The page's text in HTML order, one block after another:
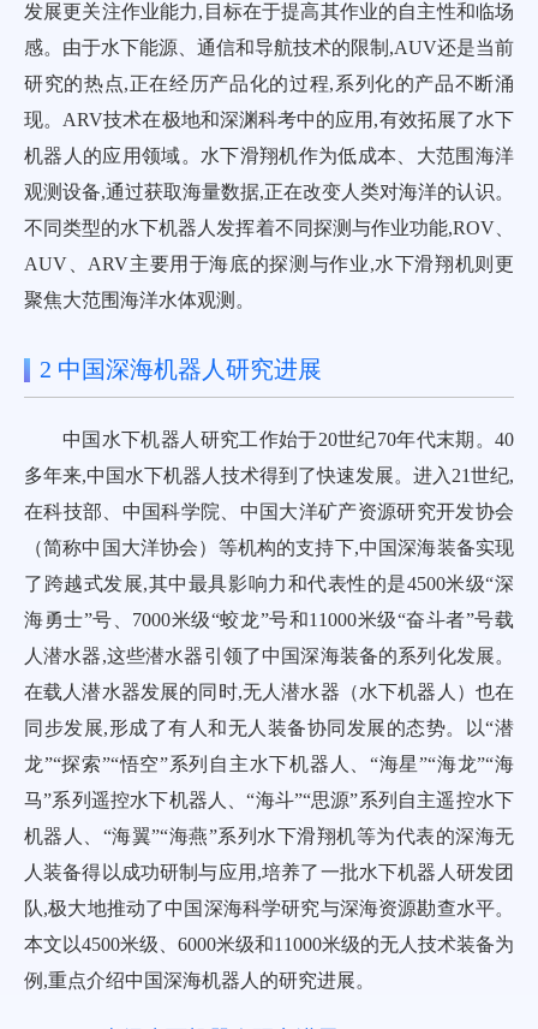
发展更关注作业能力,目标在于提高其作业的自主性和临场
感。由于水下能源、通信和导航技术的限制,AUV还是当前
研究的热点,正在经历产品化的过程,系列化的产品不断涌
现。ARV技术在极地和深渊科考中的应用,有效拓展了水下
机器人的应用领域。水下滑翔机作为低成本、大范围海洋
观测设备,通过获取海量数据,正在改变人类对海洋的认识。
不同类型的水下机器人发挥着不同探测与作业功能,ROV、
AUV、ARV主要用于海底的探测与作业,水下滑翔机则更
聚焦大范围海洋水体观测。
2 中国深海机器人研究进展
中国水下机器人研究工作始于20世纪70年代末期。40
多年来,中国水下机器人技术得到了快速发展。进入21世纪,
在科技部、中国科学院、中国大洋矿产资源研究开发协会
（简称中国大洋协会）等机构的支持下,中国深海装备实现
了跨越式发展,其中最具影响力和代表性的是4500米级“深
海勇士”号、7000米级“蛟龙”号和11000米级“奋斗者”号载
人潜水器,这些潜水器引领了中国深海装备的系列化发展。
在载人潜水器发展的同时,无人潜水器（水下机器人）也在
同步发展,形成了有人和无人装备协同发展的态势。以“潜
龙”“探索”“悟空”系列自主水下机器人、“海星”“海龙”“海
马”系列遥控水下机器人、“海斗”“思源”系列自主遥控水下
机器人、“海翼”“海燕”系列水下滑翔机等为代表的深海无
人装备得以成功研制与应用,培养了一批水下机器人研发团
队,极大地推动了中国深海科学研究与深海资源勘查水平。
本文以4500米级、6000米级和11000米级的无人技术装备为
例,重点介绍中国深海机器人的研究进展。